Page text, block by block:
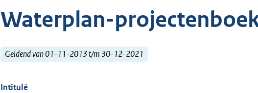
Waterplan-
Geldend van 01-11-2013 t/m 30-12-2021
Intitulé